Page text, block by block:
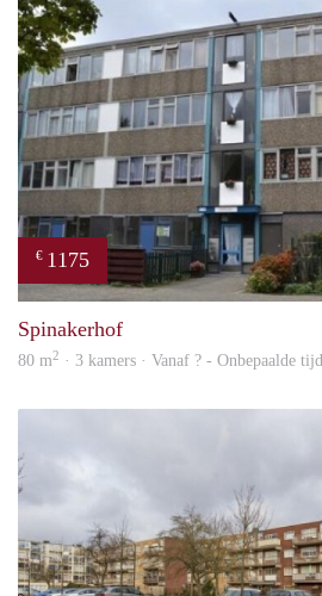
€ 1175
Spinakerhof
80 m2 · 3 kamers · Vanaf ? - Onbepaalde tijd